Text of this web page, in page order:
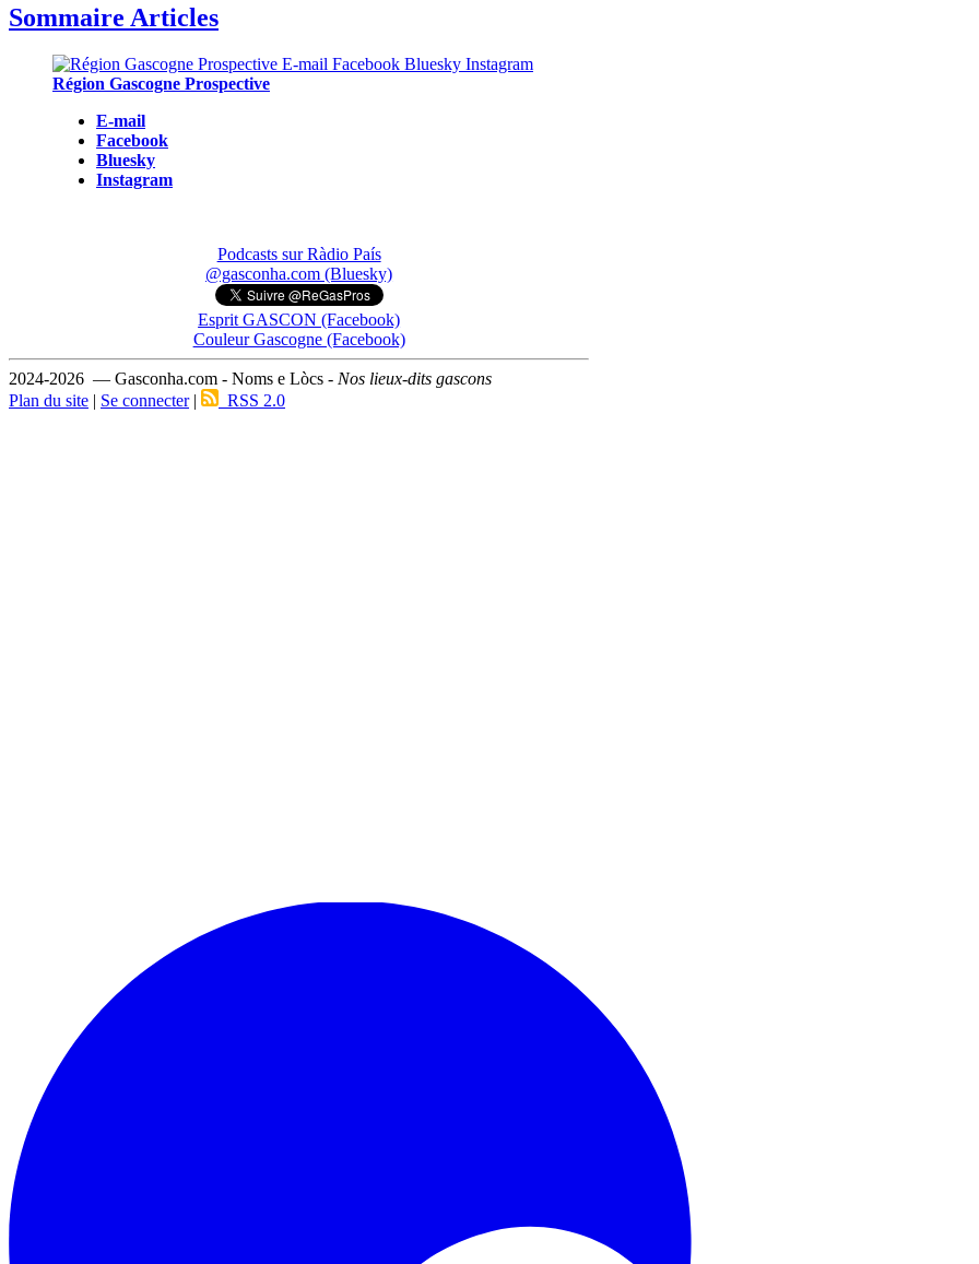
Sommaire Articles
Région Gascogne Prospective
E-mail
Facebook
Bluesky
Instagram
Podcasts sur Ràdio País
@gasconha.com (Bluesky)
Esprit GASCON (Facebook)
Couleur Gascogne (Facebook)
2024-2026 — Gasconha.com - Noms e Lòcs - Nos lieux-dits gascons
Plan du site | Se connecter| RSS 2.0